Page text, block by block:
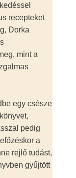
recepteket
Dorka
mint a
egy csésze
pedig
a
rejlő tudást,
gyűjtött